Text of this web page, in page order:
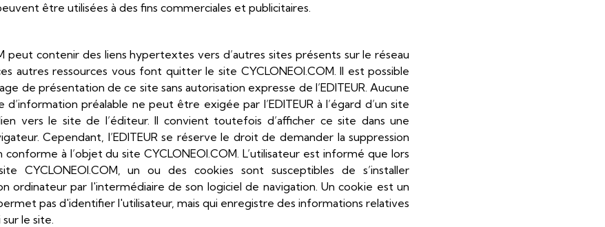
être utilisées à des fins commerciales et publicitaires.
peut contenir des liens hypertextes vers d’autres sites présents sur le réseau
autres ressources vous font quitter le site CYCLONEOI.COM. Il est possible
de présentation de ce site sans autorisation expresse de l’EDITEUR. Aucune
préalable ne peut être exigée par l’EDITEUR à l’égard d’un site
vers le site de l’éditeur. Il convient toutefois d’afficher ce site dans une
Cependant, l’EDITEUR se réserve le droit de demander la suppression
conforme à l’objet du site CYCLONEOI.COM. L’utilisateur est informé que lors
CYCLONEOI.COM, un ou des cookies sont susceptibles de s’installer
ordinateur par l'intermédiaire de son logiciel de navigation. Un cookie est un
pas d'identifier l'utilisateur, mais qui enregistre des informations relatives
le site.